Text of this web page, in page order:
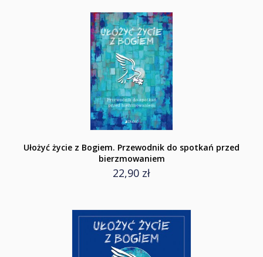
Ułożyć życie z Bogiem. Przewodnik do spotkań przed
bierzmowaniem
22,90 zł